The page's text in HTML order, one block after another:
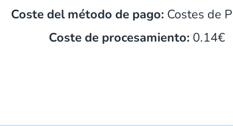
Coste del método de pago: Costes de
Coste de procesamiento: 0.14€